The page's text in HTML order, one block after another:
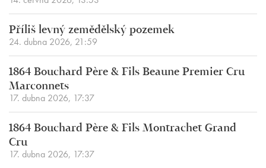
Příliš levný zemědělský pozemek
24. dubna 2026, 21:59
1864 Bouchard Père & Fils Beaune Premier Cru
Marconnets
17. dubna 2026, 17:37
1864 Bouchard Père & Fils Montrachet Grand
Cru
17. dubna 2026, 17:37